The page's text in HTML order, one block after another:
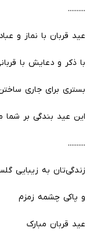
..........
عید قربان با نماز و
با ذکر و دعایش با
بسترى براى جارى
این عید بندگی بر شما
..........
زندگی‌تان به زیبایی
و پاکی چشمه زمزم
عید قربان مبارک